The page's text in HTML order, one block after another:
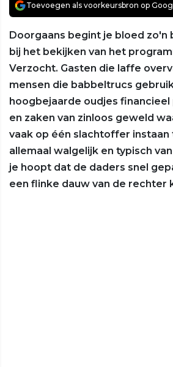
Toevoegen als voorkeursbron op
Doorgaans begint je bloed zo'n
bij het bekijken van het
Verzocht. Gasten die laffe
mensen die babbeltrucs
hoogbejaarde oudjes
en zaken van zinloos geweld
vaak op één slachtoffer instaan
allemaal walgelijk en typisch
je hoopt dat de daders snel
een flinke dauw van de rechter